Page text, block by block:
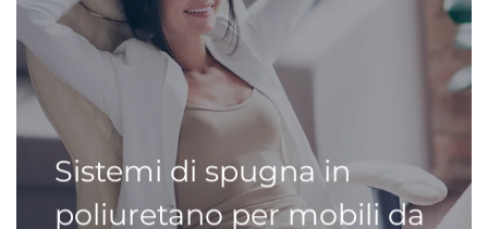
Sistemi di spugna in
poliuretano per mobili da